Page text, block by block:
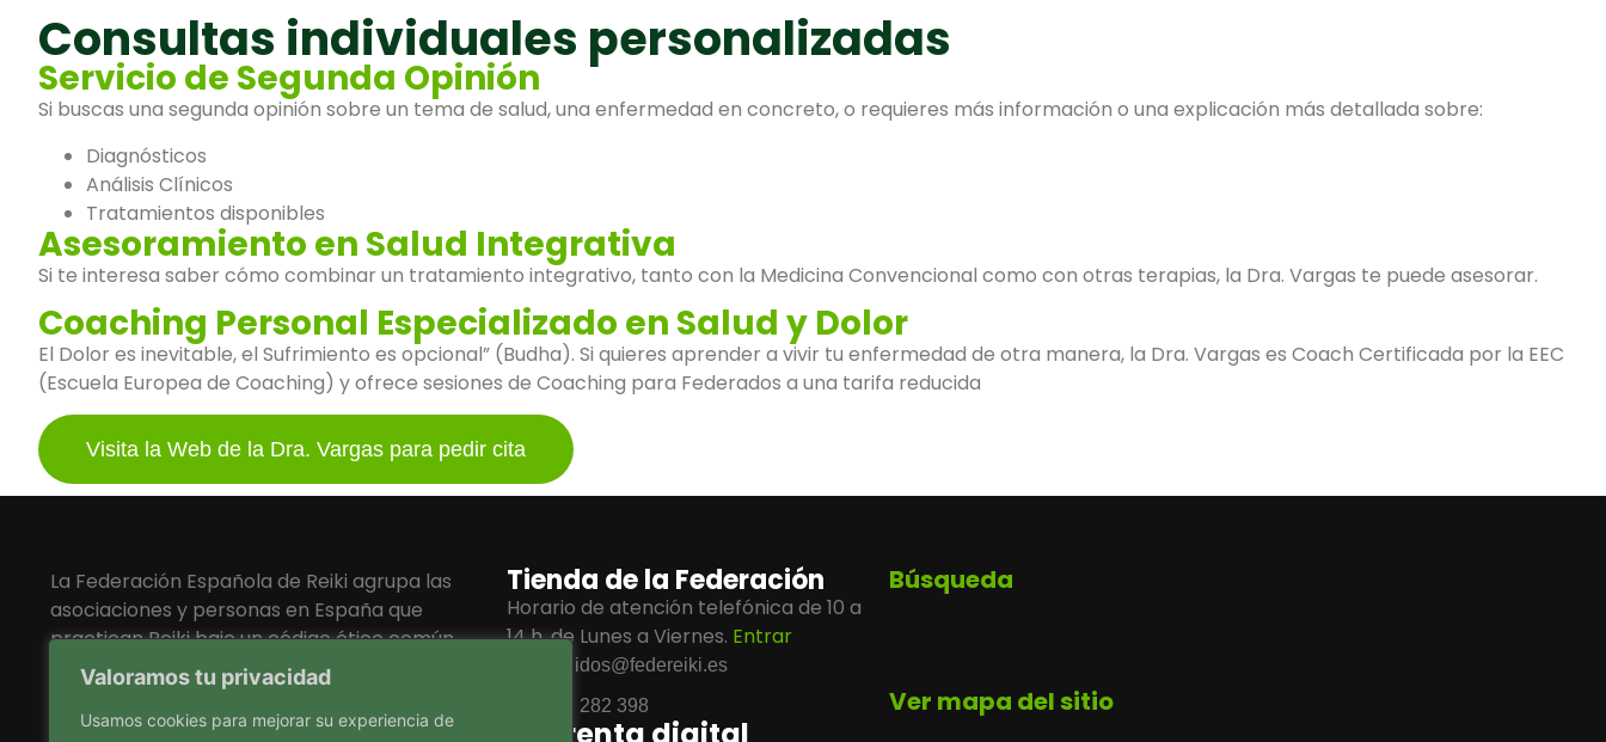
Valoramos tu privacidad
Usamos cookies para mejorar su experiencia de
Consultas individuales personalizadas
Servicio de Segunda Opinión
Si buscas una segunda opinión sobre un tema de salud, una enfermedad en concreto, o requieres más información o una explicación más detallada sobre:
Diagnósticos
Análisis Clínicos
Tratamientos disponibles
Asesoramiento en Salud Integrativa
Si te interesa saber cómo combinar un tratamiento integrativo, tanto con la Medicina Convencional como con otras terapias, la Dra. Vargas te puede asesorar.
Coaching Personal Especializado en Salud y Dolor
El Dolor es inevitable, el Sufrimiento es opcional” (Budha). Si quieres aprender a vivir tu enfermedad de otra manera, la Dra. Vargas es Coach Certificada por la EEC
(Escuela Europea de Coaching) y ofrece sesiones de Coaching para Federados a una tarifa reducida
Visita la Web de la Dra. Vargas para pedir cita
La Federación Española de Reiki agrupa las
asociaciones y personas en España que
practican Reiki bajo un código ético común
de enseñanza y práctica, velando por el
cumplimiento de dicho código.
Tienda de la Federación
Horario de atención telefónica de 10 a
14 h, de Lunes a Viernes. Entrar
pedidos@federeiki.es
686 282 398
Imprenta digital
Búsqueda
Ver mapa del sitio